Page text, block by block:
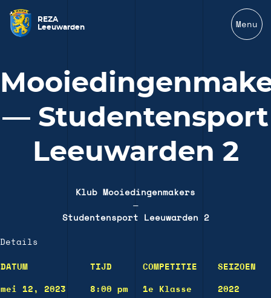
REZA
Leeuwarden
Menu
— Studentensport
Leeuwarden 2
Klub Mooiedingenmakers
—
Studentensport Leeuwarden 2
Details
DATUM TIJD COMPETITIE SEIZOEN
mei 12, 2023 8:00 pm 1e Klasse 2022